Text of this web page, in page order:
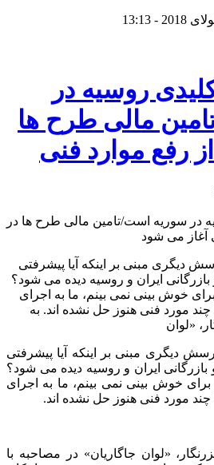
روسیه در
مالی طرح ها
رفع موارد فنی
دیگری مبنی بر اینکه آیا پیشرفتی
ایران و روسیه دیده می شود؟
خوش بینی نمی بینم، ما به اجرای
چند مورد فنی هنوز حل نشده اند. به
«لوان
دیگری مبنی بر اینکه آیا پیشرفتی
ایران و روسیه دیده می شود؟
خوش بینی نمی بینم، ما به اجرای
چند مورد فنی هنوز حل نشده اند.
«لوان جاگاریان» در مصاحبه با